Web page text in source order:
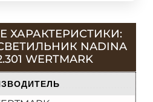
ХАРАКТЕРИСТИКИ:
NADINA
WERTMARK